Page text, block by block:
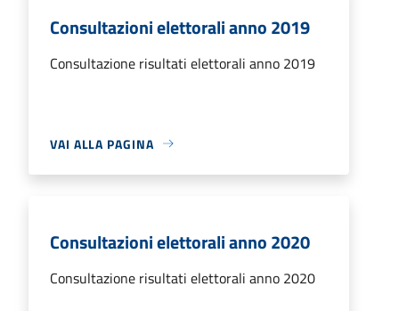
Consultazioni elettorali anno 2019
Consultazione risultati elettorali anno 2019
VAI ALLA PAGINA
Consultazioni elettorali anno 2020
Consultazione risultati elettorali anno 2020